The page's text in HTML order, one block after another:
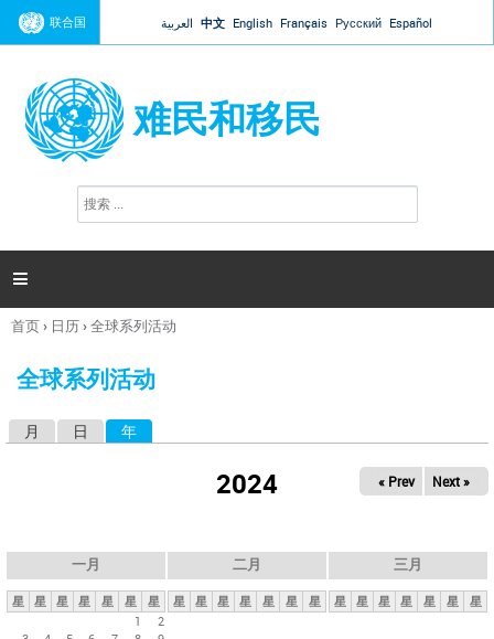
Jump to navigation
联合国 العربية 中文 English Français Русский Español
难民和移民
搜
索

你
这
首页› 日历›全球系列活动
全球系列活动
月 日 年
2024 « Prev Next »
一月
星 星 星 星 星 星
星
1
2
二月
星 星 星 星 星 星 星
三月
星 星 星 星 星 星 星